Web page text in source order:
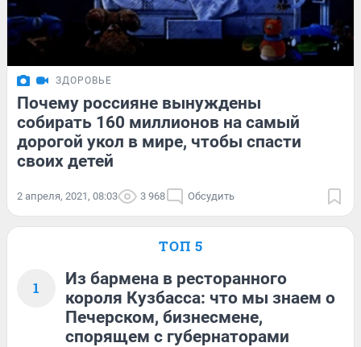
ЗДОРОВЬЕ
Почему россияне вынуждены
собирать 160 миллионов на самый
дорогой укол в мире, чтобы спасти
своих детей
2 апреля, 2021, 08:03 3 968 Обсудить
ТОП 5
1
Из бармена в ресторанного
короля Кузбасса: что мы знаем о
Печерском, бизнесмене,
спорящем с губернаторами